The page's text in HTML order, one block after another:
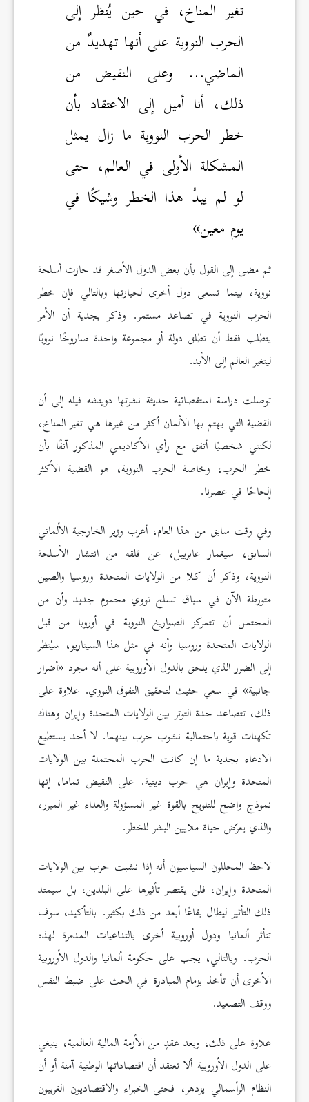
تغير المناخ، في حين يُنظر إلى
الحرب النووية على أنها تهديدٌ من
الماضي… وعلى النقيض من
ذلك، أنا أميل إلى الاعتقاد بأن
خطر الحرب النووية ما زال يمثل
المشكلة الأولى في العالم، حتى
لو لم يبدُ هذا الخطر وشيكًا في
يوم معين»
ثم مضى إلى القول بأن بعض الدول الأصغر قد حازت أسلحة
نووية، بينما تسعى دول أخرى لحيازتها وبالتالي فإن خطر
الحرب النووية في تصاعد مستمر. وذكر بجدية أن الأمر
يتطلب فقط أن تطلق دولة أو مجموعة واحدة صاروخًا نوويًا
ليتغير العالم إلى الأبد.
توصلت دراسة استقصائية حديثة نشرتها دويتشه فيله إلى أن
القضية التي يهتم بها الألمان أكثر من غيرها هي تغير المناخ،
لكنني شخصيًا أتفق مع رأي الأكاديمي المذكور آنفًا بأن
خطر الحرب، وخاصة الحرب النووية، هو القضية الأكثر
إلحاحًا في عصرنا.
وفي وقت سابق من هذا العام، أعرب وزير الخارجية الألماني
السابق، سيغمار غابرييل، عن قلقه من انتشار الأسلحة
النووية، وذكر أن كلا من الولايات المتحدة وروسيا والصين
متورطة الآن في سباق تسلح نووي محموم جديد وأن من
المحتمل أن تتمركز الصواريخ النووية في أوروبا من قبل
الولايات المتحدة وروسيا وأنه في مثل هذا السيناريو، سيُنظر
إلى الضرر الذي يلحق بالدول الأوروبية على أنه مجرد «أضرار
جانبية» في سعي حثيث لتحقيق التفوق النووي. علاوة على
ذلك، تتصاعد حدة التوتر بين الولايات المتحدة وإيران وهناك
تكهنات قوية باحتمالية نشوب حرب بينهما. لا أحد يستطيع
الادعاء بجدية ما إن كانت الحرب المحتملة بين الولايات
المتحدة وإيران هي حرب دينية. على النقيض تماما، إنها
نموذج واضح للتلويح بالقوة غير المسؤولة والعداء غير المبرر،
والذي يعرّض حياة ملايين البشر للخطر.
لاحظ المحللون السياسيون أنه إذا نشبت حرب بين الولايات
المتحدة وإيران، فلن يقتصر تأثيرها على البلدين، بل سيمتد
ذلك التأثير ليطال بقاعًا أبعد من ذلك بكثير. بالتأكيد، سوف
تتأثر ألمانيا ودول أوروبية أخرى بالتداعيات المدمرة لهذه
الحرب. وبالتالي، يجب على حكومة ألمانيا والدول الأوروبية
الأخرى أن تأخذ بزمام المبادرة في الحث على ضبط النفس
ووقف التصعيد.
علاوة على ذلك، وبعد عقدٍ من الأزمة المالية العالمية، ينبغي
على الدول الأوروبية ألا تعتقد أن اقتصاداتها الوطنية آمنة أو أن
النظام الرأسمالي يزدهر، فحتى الخبراء والاقتصاديون الغربيون